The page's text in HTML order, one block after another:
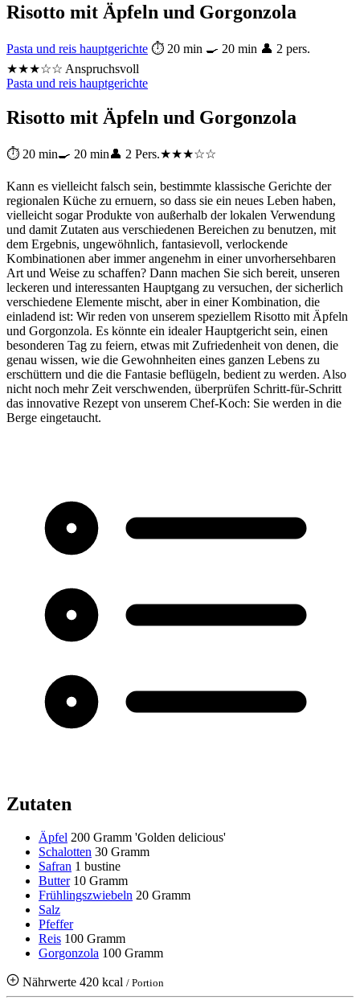
Risotto mit Äpfeln und Gorgonzola
Pasta und reis hauptgerichte ⏱ 20 min 🍳 20 min 👤 2 pers.
★★★☆☆ Anspruchsvoll
Pasta und reis hauptgerichte
Risotto mit Äpfeln und Gorgonzola
⏱ 20 min🍳 20 min👤 2 Pers.★★★☆☆
Kann es vielleicht falsch sein, bestimmte klassische Gerichte der
regionalen Küche zu ernuern, so dass sie ein neues Leben haben,
vielleicht sogar Produkte von außerhalb der lokalen Verwendung
und damit Zutaten aus verschiedenen Bereichen zu benutzen, mit
dem Ergebnis, ungewöhnlich, fantasievoll, verlockende
Kombinationen aber immer angenehm in einer unvorhersehbaren
Art und Weise zu schaffen? Dann machen Sie sich bereit, unseren
leckeren und interessanten Hauptgang zu versuchen, der sicherlich
verschiedene Elemente mischt, aber in einer Kombination, die
einladend ist: Wir reden von unserem speziellem Risotto mit Äpfeln
und Gorgonzola. Es könnte ein idealer Hauptgericht sein, einen
besonderen Tag zu feiern, etwas mit Zufriedenheit von denen, die
genau wissen, wie die Gewohnheiten eines ganzen Lebens zu
erschüttern und die die Fantasie beflügeln, bedient zu werden. Also
nicht noch mehr Zeit verschwenden, überprüfen Schritt-für-Schritt
das innovative Rezept von unserem Chef-Koch: Sie werden in die
Berge eingetaucht.
Zutaten
Äpfel 200 Gramm 'Golden delicious'
Schalotten 30 Gramm
Safran 1 bustine
Butter 10 Gramm
Frühlingszwiebeln 20 Gramm
Salz
Pfeffer
Reis 100 Gramm
Gorgonzola 100 Gramm
Nährwerte 420 kcal / Portion